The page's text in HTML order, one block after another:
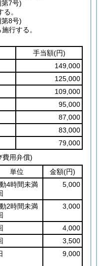
7号)
。
8号)
行する。
手当額(円)
149,000
125,000
109,000
95,000
87,000
83,000
79,000
費用弁償)
単位 金額(円)
4時間未満
5,000
2時間未満
3,000
4,000
3,500
9,000